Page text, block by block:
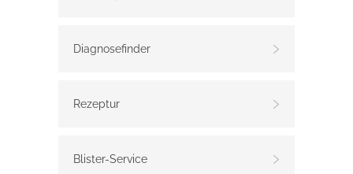
Diagnosefinder
Rezeptur
Blister-Service